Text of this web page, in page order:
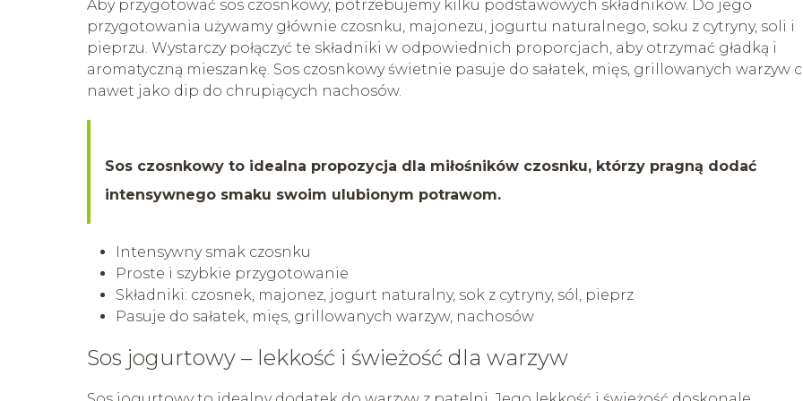
Aby przygotować sos czosnkowy, potrzebujemy kilku podstawowych składników. Do jego
przygotowania używamy głównie czosnku, majonezu, jogurtu naturalnego, soku z cytryny, soli i
pieprzu. Wystarczy połączyć te składniki w odpowiednich proporcjach, aby otrzymać gładką i
aromatyczną mieszankę. Sos czosnkowy świetnie pasuje do sałatek, mięs, grillowanych warzyw
nawet jako dip do chrupiących nachosów.
Sos czosnkowy to idealna propozycja dla miłośników czosnku, którzy pragną dodać
intensywnego smaku swoim ulubionym potrawom.
Intensywny smak czosnku
Proste i szybkie przygotowanie
Składniki: czosnek, majonez, jogurt naturalny, sok z cytryny, sól, pieprz
Pasuje do sałatek, mięs, grillowanych warzyw, nachosów
Sos jogurtowy – lekkość i świeżość dla warzyw